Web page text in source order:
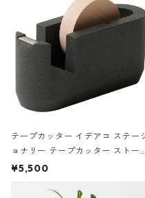
テープカッター イデアコ ステー
ョナリー テープカッター ストーン
サンドカラー 石調 ideaco Station
¥5,500